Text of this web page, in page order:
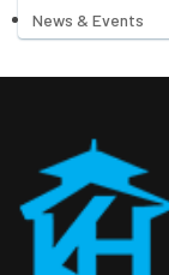
News & Events